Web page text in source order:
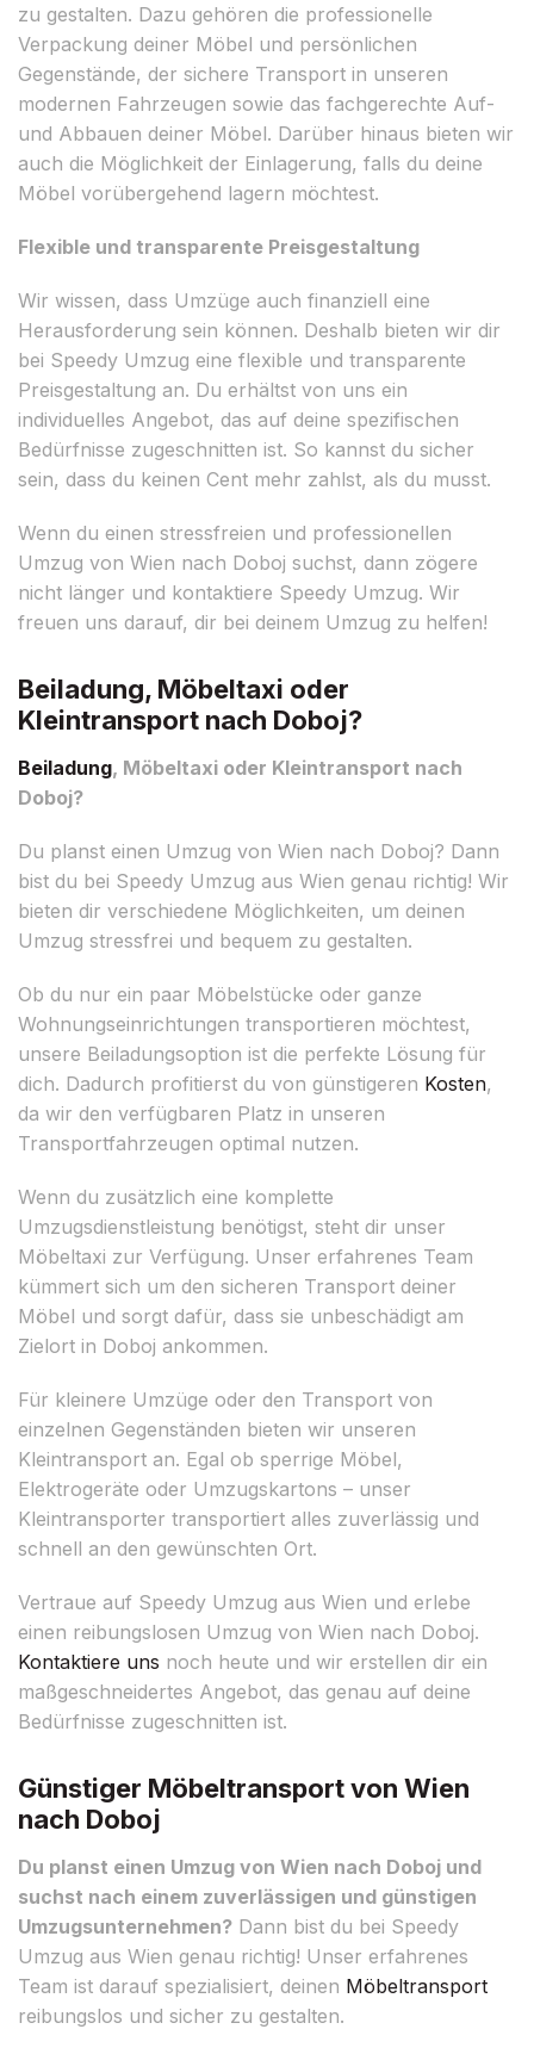
zu gestalten. Dazu gehören die professionelle
Verpackung deiner Möbel und persönlichen
Gegenstände, der sichere Transport in unseren
modernen Fahrzeugen sowie das fachgerechte Auf-
und Abbauen deiner Möbel. Darüber hinaus bieten wir
auch die Möglichkeit der Einlagerung, falls du deine
Möbel vorübergehend lagern möchtest.
Flexible und transparente Preisgestaltung
Wir wissen, dass Umzüge auch finanziell eine
Herausforderung sein können. Deshalb bieten wir dir
bei Speedy Umzug eine flexible und transparente
Preisgestaltung an. Du erhältst von uns ein
individuelles Angebot, das auf deine spezifischen
Bedürfnisse zugeschnitten ist. So kannst du sicher
sein, dass du keinen Cent mehr zahlst, als du musst.
Wenn du einen stressfreien und professionellen
Umzug von Wien nach Doboj suchst, dann zögere
nicht länger und kontaktiere Speedy Umzug. Wir
freuen uns darauf, dir bei deinem Umzug zu helfen!
Beiladung, Möbeltaxi oder
Kleintransport nach Doboj?
Beiladung, Möbeltaxi oder Kleintransport nach
Doboj?
Du planst einen Umzug von Wien nach Doboj? Dann
bist du bei Speedy Umzug aus Wien genau richtig! Wir
bieten dir verschiedene Möglichkeiten, um deinen
Umzug stressfrei und bequem zu gestalten.
Ob du nur ein paar Möbelstücke oder ganze
Wohnungseinrichtungen transportieren möchtest,
unsere Beiladungsoption ist die perfekte Lösung für
dich. Dadurch profitierst du von günstigeren Kosten,
da wir den verfügbaren Platz in unseren
Transportfahrzeugen optimal nutzen.
Wenn du zusätzlich eine komplette
Umzugsdienstleistung benötigst, steht dir unser
Möbeltaxi zur Verfügung. Unser erfahrenes Team
kümmert sich um den sicheren Transport deiner
Möbel und sorgt dafür, dass sie unbeschädigt am
Zielort in Doboj ankommen.
Für kleinere Umzüge oder den Transport von
einzelnen Gegenständen bieten wir unseren
Kleintransport an. Egal ob sperrige Möbel,
Elektrogeräte oder Umzugskartons – unser
Kleintransporter transportiert alles zuverlässig und
schnell an den gewünschten Ort.
Vertraue auf Speedy Umzug aus Wien und erlebe
einen reibungslosen Umzug von Wien nach Doboj.
Kontaktiere uns noch heute und wir erstellen dir ein
maßgeschneidertes Angebot, das genau auf deine
Bedürfnisse zugeschnitten ist.
Günstiger Möbeltransport von Wien
nach Doboj
Du planst einen Umzug von Wien nach Doboj und
suchst nach einem zuverlässigen und günstigen
Umzugsunternehmen? Dann bist du bei Speedy
Umzug aus Wien genau richtig! Unser erfahrenes
Team ist darauf spezialisiert, deinen Möbeltransport
reibungslos und sicher zu gestalten.